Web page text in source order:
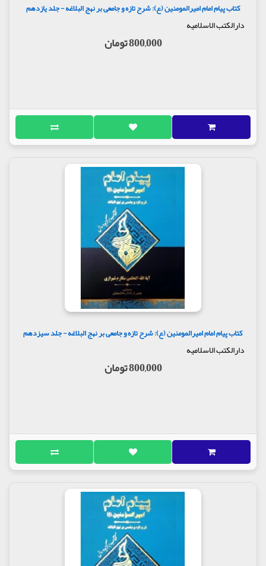
کتاب پیام امام امیرالمومنین (ع): شرح تازه و جامعی بر نهج البلاغه - جلد یازدهم
دارالکتب الاسلامیه
800,000 تومان
کتاب پیام امام امیرالمومنین (ع): شرح تازه و جامعی بر نهج البلاغه - جلد سیزدهم
دارالکتب الاسلامیه
800,000 تومان